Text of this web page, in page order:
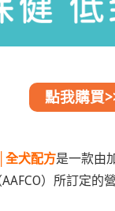
點我購買
全犬配方是一款由
）所訂定的